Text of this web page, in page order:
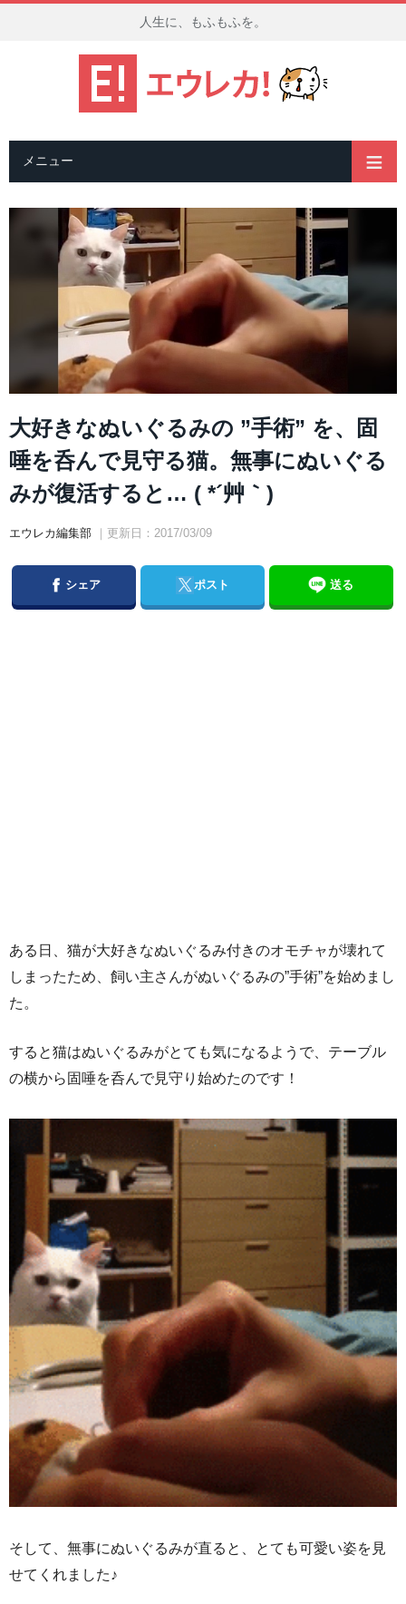
人生に、もふもふを。
メニュー
大好きなぬいぐるみの ”手術” を、固
唾を呑んで見守る猫。無事にぬいぐる
みが復活すると… ( *´艸｀)
エウレカ編集部 ｜更新日：2017/03/09
Facebook
シェア Twitterポスト 送る
ある日、猫が大好きなぬいぐるみ付きのオモチャが壊れて
しまったため、飼い主さんがぬいぐるみの”手術”を始めまし
た。
すると猫はぬいぐるみがとても気になるようで、テーブル
の横から固唾を呑んで見守り始めたのです！
そして、無事にぬいぐるみが直ると、とても可愛い姿を見
せてくれました♪